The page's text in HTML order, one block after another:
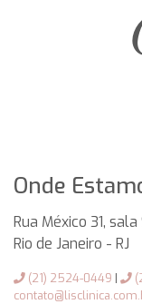
Onde
Rua México 31,
Rio de Janeiro - RJ
(21) 2524-0449 |